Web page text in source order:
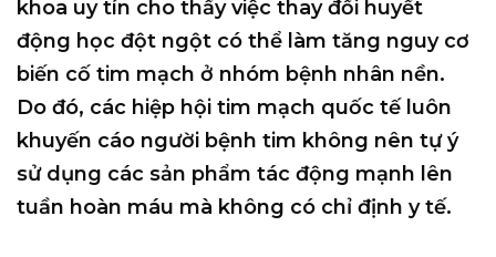
khoa uy tín cho thấy việc thay đổi huyết
động học đột ngột có thể làm tăng nguy cơ
biến cố tim mạch ở nhóm bệnh nhân nền.
Do đó, các hiệp hội tim mạch quốc tế luôn
khuyến cáo người bệnh tim không nên tự ý
sử dụng các sản phẩm tác động mạnh lên
tuần hoàn máu mà không có chỉ định y tế.